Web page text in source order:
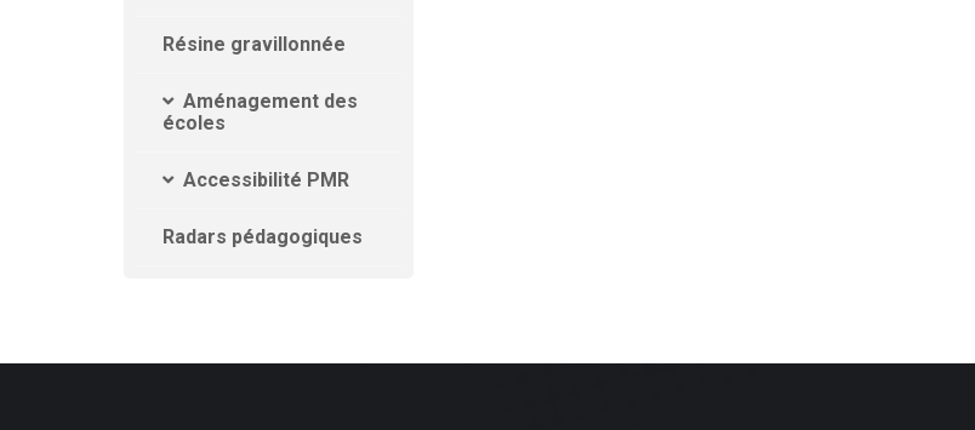
Résine gravillonnée
Aménagement des
écoles
Accessibilité PMR
Radars pédagogiques